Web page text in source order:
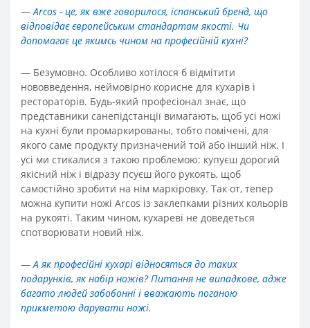
—Arcos - це, як вже говорилося, іспанський бренд, що
відповідає європейським стандартам якості. Чи
допомагає це якимсь чином на професійній кухні?
— Безумовно. Особливо хотілося б відмітити
нововведення, неймовірно корисне для кухарів і
рестораторів. Будь-який професіонал знає, що
представники санепідстанції вимагають, щоб усі ножі
на кухні були промаркированы, тобто помічені, для
якого саме продукту призначений той або інший ніж. І
усі ми стикалися з такою проблемою: купуєш дорогий
якісний ніж і відразу псуєш його рукоять, щоб
самостійно зробити на нім маркіровку. Так от, тепер
можна купити ножі Arcos із заклепками різних кольорів
на рукояті. Таким чином, кухареві не доведеться
спотворювати новий ніж.
—А як професійні кухарі відносяться до таких
подарунків, як набір ножів? Питання не випадкове, адже
багато людей забобонні і вважають поганою
прикметою дарувати ножі.